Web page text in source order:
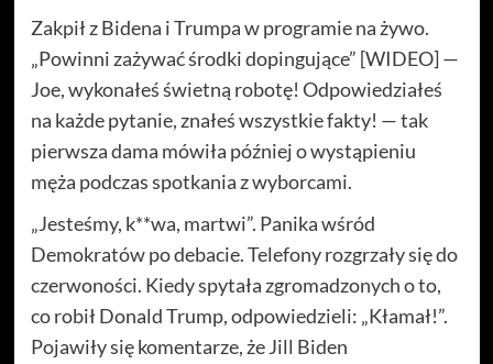
Zakpił z Bidena i Trumpa w programie na żywo.
„Powinni zażywać środki dopingujące” [WIDEO] —
Joe, wykonałeś świetną robotę! Odpowiedziałeś
na każde pytanie, znałeś wszystkie fakty! — tak
pierwsza dama mówiła później o wystąpieniu
męża podczas spotkania z wyborcami.
„Jesteśmy, k**wa, martwi”. Panika wśród
Demokratów po debacie. Telefony rozgrzały się do
czerwoności. Kiedy spytała zgromadzonych o to,
co robił Donald Trump, odpowiedzieli: „Kłamał!”.
Pojawiły się komentarze, że Jill Biden